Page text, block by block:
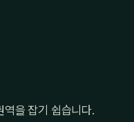
역을 잡기 쉽습니다.